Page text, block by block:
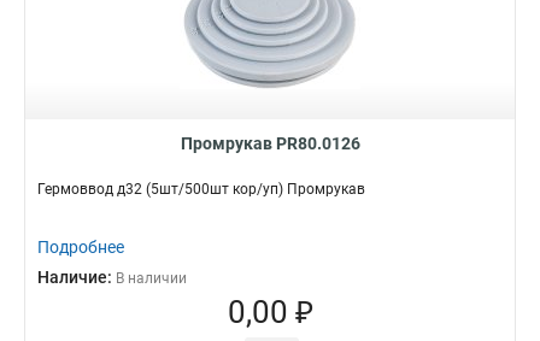
Промрукав PR80.0126
Гермоввод д32 (5шт/500шт кор/уп) Промрукав
Подробнее
Наличие: В наличии
0,00 ₽